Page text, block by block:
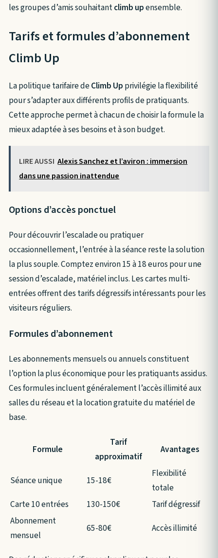
les groupes d’amis souhaitantclimb upensemble.
Tarifs et formules d’abonnement
Climb Up
La politique tarifaire deClimb Up privilégie la flexibilité
pour s’adapter aux différents profils de pratiquants.
Cette approche permet à chacun de choisir la formule la
mieux adaptée à ses besoins et à son budget.
LIRE AUSSI Alexis Sanchez et l’aviron : immersion
dans une passion inattendue
Options d’accès ponctuel
Pour découvrir l’escalade ou pratiquer
occasionnellement, l’entrée à la séance reste la solution
la plus souple. Comptez environ 15 à 18 euros pour une
session d’escalade, matériel inclus. Les cartes multi-
entrées offrent des tarifs dégressifs intéressants pour les
visiteurs réguliers.
Formules d’abonnement
Les abonnements mensuels ou annuels constituent
l’option la plus économique pour les pratiquants assidus.
Ces formules incluent généralement l’accès illimité aux
salles du réseau et la location gratuite du matériel de
base.
Formule
Tarif
approximatif
Avantages
Séance unique 15-18€
Flexibilité
totale
Carte 10 entrées
130-150€
Tarif dégressif
Abonnement
mensuel
65-80€ Accès illimité